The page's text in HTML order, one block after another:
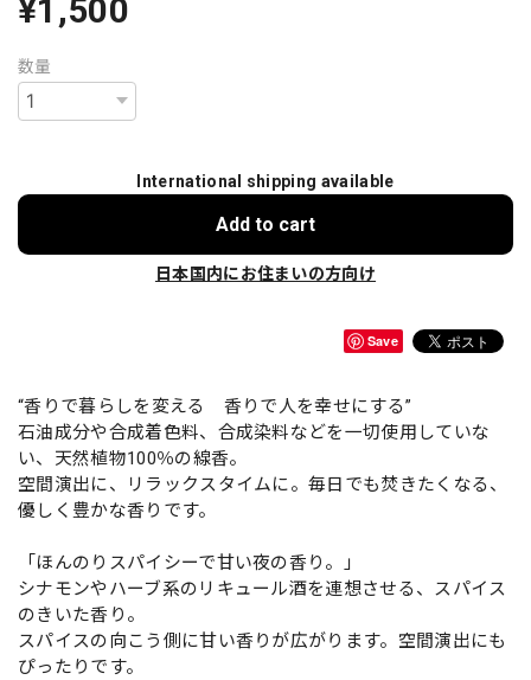
¥1,500
数量
International shipping available
Add to cart
日本国内にお住まいの方向け
Save
“香りで暮らしを変える 香りで人を幸せにする”
石油成分や合成着色料、合成染料などを一切使用していな
い、天然植物100％の線香。
空間演出に、リラックスタイムに。毎日でも焚きたくなる、
優しく豊かな香りです。
「ほんのりスパイシーで甘い夜の香り。」
シナモンやハーブ系のリキュール酒を連想させる、スパイス
のきいた香り。
スパイスの向こう側に甘い香りが広がります。空間演出にも
ぴったりです。